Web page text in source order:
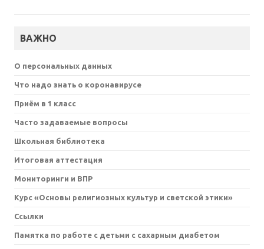
ВАЖНО
О персональных данных
Что надо знать о коронавирусе
Приём в 1 класс
Часто задаваемые вопросы
Школьная библиотека
Итоговая аттестация
Мониторинги и ВПР
Курс «Основы религиозных культур и светской этики»
Ссылки
Памятка по работе с детьми с сахарным диабетом